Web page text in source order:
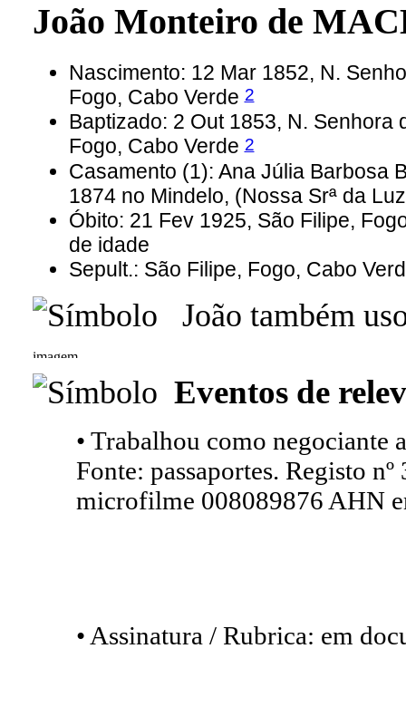
João Monteiro de
Nascimento: 12 Mar 1852, N.
Fogo, Cabo Verde2
Baptizado: 2 Out 1853, N. Senhora
Fogo, Cabo Verde2
Casamento (1): Ana Júlia Barbosa
1874 no Mindelo, (Nossa Srª da
Óbito: 21 Fev 1925, São Filipe,
de idade
Sepult.: São Filipe, Fogo, Cabo
João também
Eventos de
• Trabalhou como negociante
Fonte: passaportes. Registo
microfilme 008089876 AHN
• Assinatura / Rubrica: em